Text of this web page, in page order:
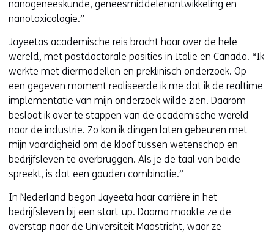
nanogeneeskunde, geneesmiddelenontwikkeling en
nanotoxicologie.”
Jayeetas academische reis bracht haar over de hele
wereld, met postdoctorale posities in Italië en Canada. “Ik
werkte met diermodellen en preklinisch onderzoek. Op
een gegeven moment realiseerde ik me dat ik de realtime
implementatie van mijn onderzoek wilde zien. Daarom
besloot ik over te stappen van de academische wereld
naar de industrie. Zo kon ik dingen laten gebeuren met
mijn vaardigheid om de kloof tussen wetenschap en
bedrijfsleven te overbruggen. Als je de taal van beide
spreekt, is dat een gouden combinatie.”
In Nederland begon Jayeeta haar carrière in het
bedrijfsleven bij een start-up. Daarna maakte ze de
overstap naar de Universiteit Maastricht, waar ze